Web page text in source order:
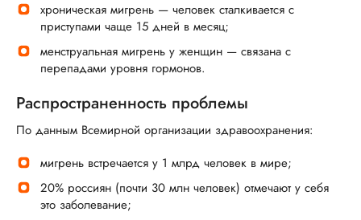
хроническая мигрень — человек сталкивается с
приступами чаще 15 дней в месяц;
менструальная мигрень у женщин — связана с
перепадами уровня гормонов.
Распространенность проблемы
По данным Всемирной организации здравоохранения:
мигрень встречается у 1 млрд человек в мире;
20% россиян (почти 30 млн человек) отмечают у себя
это заболевание;